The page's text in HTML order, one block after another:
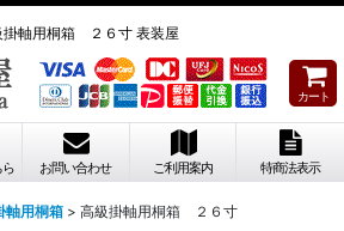
掛軸用桐箱 ２６寸 表装屋
カート
ら お問い合わせ ご利用案内 特商法表示
軸用桐箱 > 高級掛軸用桐箱 ２６寸